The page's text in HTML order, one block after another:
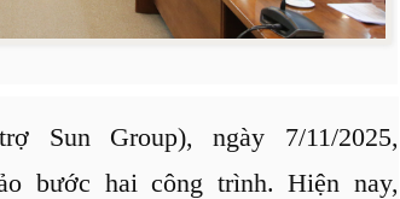
Group), ngày 7/11/2025,
bước hai công trình. Hiện nay,